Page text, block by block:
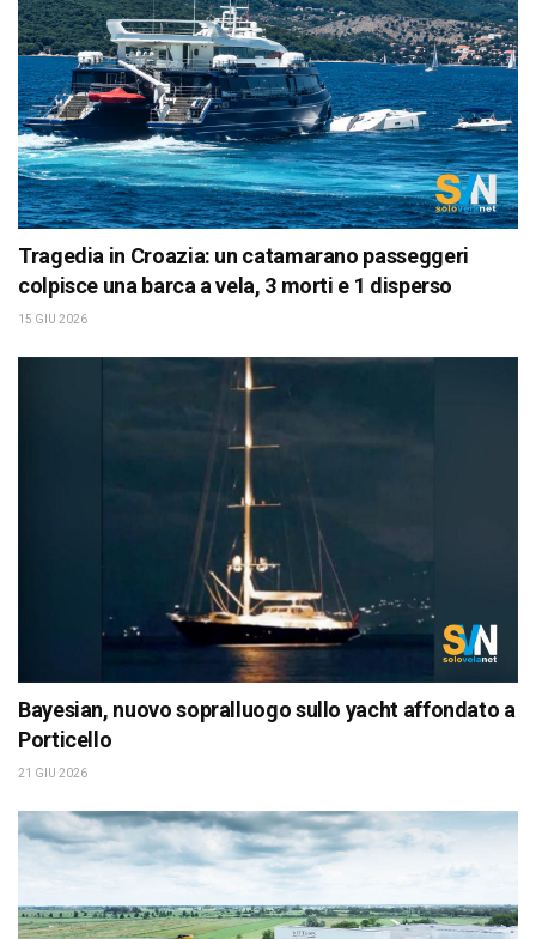
Tragedia in Croazia: un catamarano passeggeri
colpisce una barca a vela, 3 morti e 1 disperso
15 GIU 2026
Bayesian, nuovo sopralluogo sullo yacht affondato a
Porticello
21 GIU 2026